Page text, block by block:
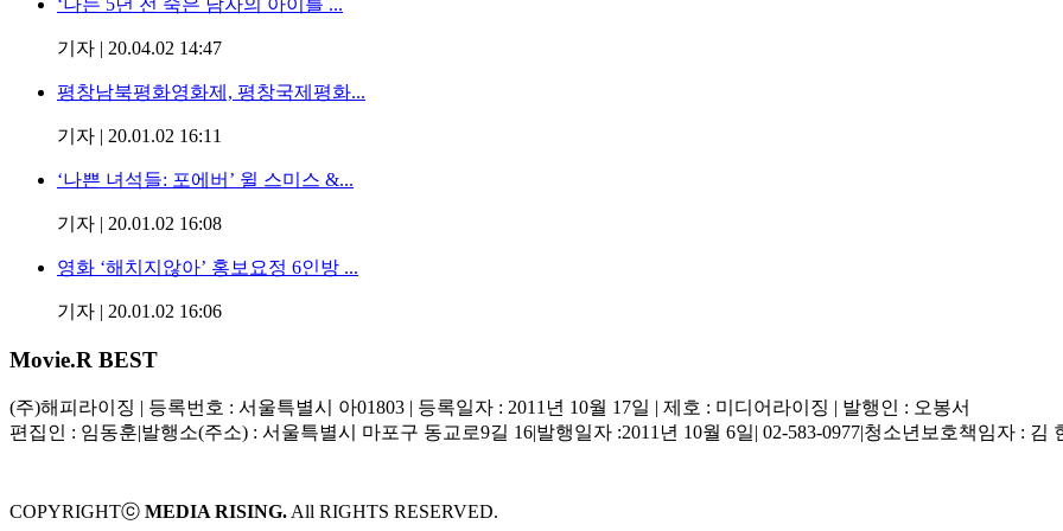
‘나는 5년 전 죽은 남자의 아이를 ...
기자 | 20.04.02 14:47
평창남북평화영화제, 평창국제평화...
기자 | 20.01.02 16:11
‘나쁜 녀석들: 포에버’ 윌 스미스 &...
기자 | 20.01.02 16:08
영화 ‘해치지않아’ 홍보요정 6인방 ...
기자 | 20.01.02 16:06
Movie.R BEST
(주)해피라이징 | 등록번호 : 서울특별시 아01803 | 등록일자 : 2011년 10월 17일 | 제호 : 미디어라이징 | 발행인 : 오봉서
편집인 : 임동훈|발행소(주소) : 서울특별시 마포구 동교로9길 16|발행일자 :2011년 10월 6일| 02-583-0977|청소년보호책임자 : 김
COPYRIGHTⓒ MEDIA RISING. All RIGHTS RESERVED.